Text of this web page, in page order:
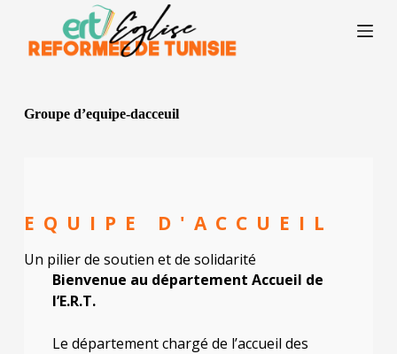
Groupe d’equipe-dacceuil
EQUIPE D'ACCUEIL
Un pilier de soutien et de solidarité
Bienvenue au département Accueil de
l’E.R.T.
Le département chargé de l’accueil des